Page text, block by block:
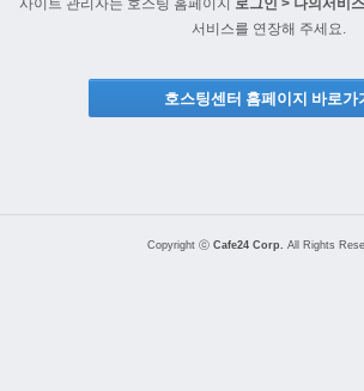
사이트 관리자는 호스팅 홈페이지 로그인 > 나의서비
서비스를 연장해 주세요.
호스팅센터 홈페이지 바로가
Copyright ⓒ Cafe24 Corp. All Rights